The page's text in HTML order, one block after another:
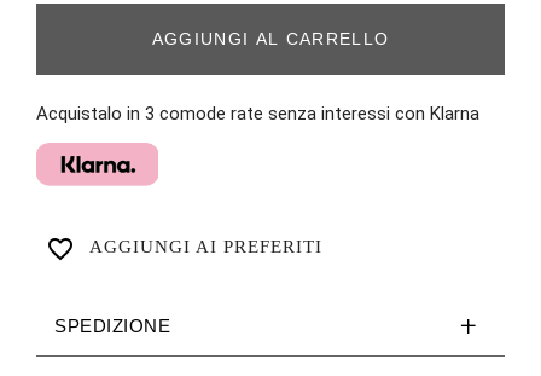
AGGIUNGI AL CARRELLO
Acquistalo in 3 comode rate senza interessi con Klarna
favorite_border AGGIUNGI AI PREFERITI
SPEDIZIONE